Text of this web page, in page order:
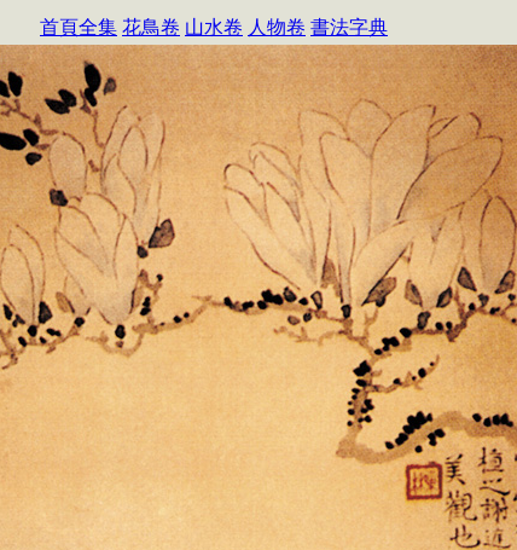
首頁全集 花鳥卷 山水卷 人物卷 書法字典